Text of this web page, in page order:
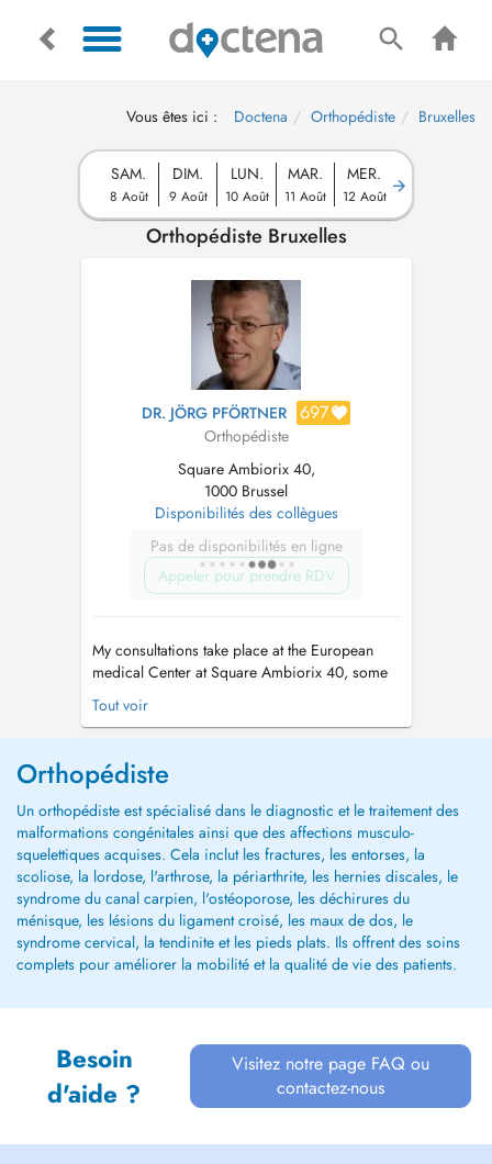
Vous êtes ici : Doctena Orthopédiste Bruxelles
SAM.
8 Août
DIM.
9 Août
LUN.
10 Août
MAR.
11 Août
MER.
12 Août
Orthopédiste Bruxelles
DR. JÖRG PFÖRTNER 697
Orthopédiste
Square Ambiorix 40,
1000 Brussel
Disponibilités des collègues
Pas de disponibilités en ligne
Appeler pour prendre RDV
My consultations take place at the European
medical Center at Square Ambiorix 40, some
500 m away from Rond-point Schuman. As an
Orthopaedic Surgeon, I will provide you my
problems of the joints, bones, muscles and
tendons from the neck downward, for adults as
...
Tout voir
Orthopédiste
Un orthopédiste est spécialisé dans le diagnostic et le traitement des
malformations congénitales ainsi que des affections musculo-
squelettiques acquises. Cela inclut les fractures, les entorses, la
scoliose, la lordose, l'arthrose, la périarthrite, les hernies discales, le
syndrome du canal carpien, l'ostéoporose, les déchirures du
ménisque, les lésions du ligament croisé, les maux de dos, le
syndrome cervical, la tendinite et les pieds plats. Ils offrent des soins
complets pour améliorer la mobilité et la qualité de vie des patients.
Besoin
d'aide ?
Visitez notre page FAQ ou
contactez-nous